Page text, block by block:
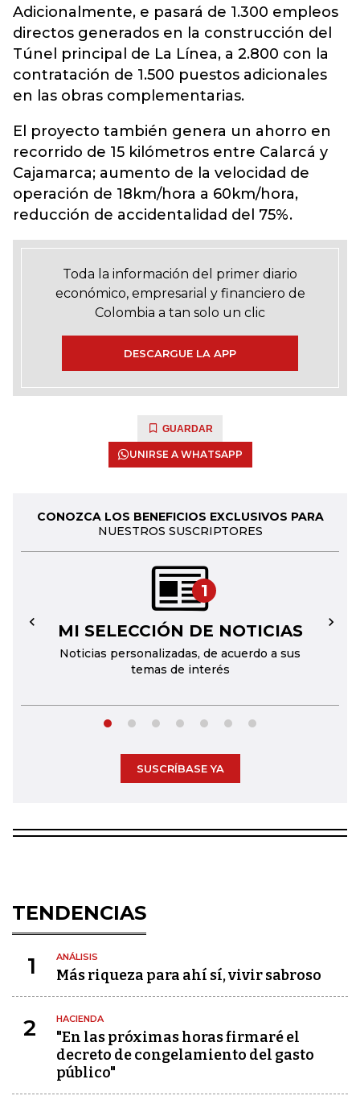
Adicionalmente, e pasará de 1.300 empleos
directos generados en la construcción del
Túnel principal de La Línea, a 2.800 con la
contratación de 1.500 puestos adicionales
en las obras complementarias.
El proyecto también genera un ahorro en
recorrido de 15 kilómetros entre Calarcá y
Cajamarca; aumento de la velocidad de
operación de 18km/hora a 60km/hora,
reducción de accidentalidad del 75%.
Toda la información del primer diario
económico, empresarial y financiero de
Colombia a tan solo un clic
DESCARGUE LA APP
GUARDAR
UNIRSE A WHATSAPP
CONOZCA LOS BENEFICIOS EXCLUSIVOS PARA
NUESTROS SUSCRIPTORES
1
MI SELECCIÓN DE NOTICIAS
Noticias personalizadas, de acuerdo a sus
temas de interés
← →
SUSCRÍBASE YA
TENDENCIAS
1 ANÁLISIS
Más riqueza para ahí sí, vivir sabroso
2 HACIENDA
"En las próximas horas firmaré el
decreto de congelamiento del gasto
público"